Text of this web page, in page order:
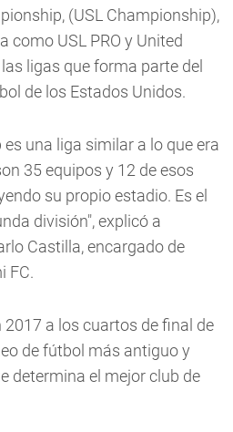
(USL Championship),
como USL PRO y United
ligas que forma parte del
de los Estados Unidos.
una liga similar a lo que era
35 equipos y 12 de esos
su propio estadio. Es el
división", explicó a
Castilla, encargado de
FC.
2017 a los cuartos de final de
de fútbol más antiguo y
determina el mejor club de